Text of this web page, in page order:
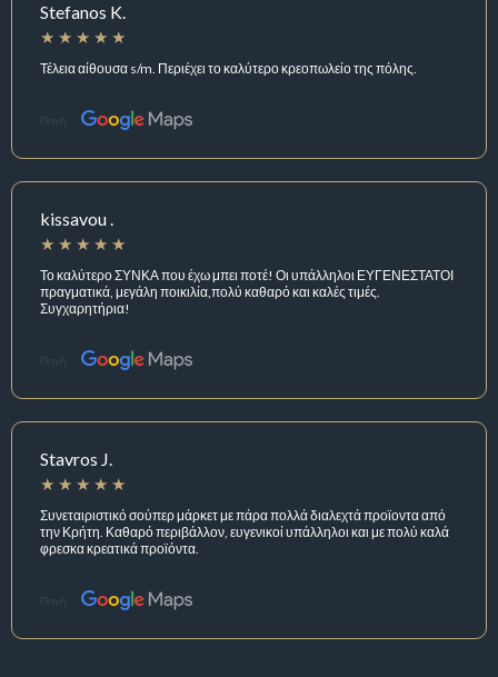
Stefanos K.
Τέλεια αίθουσα s/m. Περιέχει το καλύτερο κρεοπωλείο της πόλης.
Πηγή:
kissavou .
Το καλύτερο ΣΥΝΚΑ που έχω μπει ποτέ! Οι υπάλληλοι ΕΥΓΕΝΕΣΤΑΤΟΙ
πραγματικά, μεγάλη ποικιλία,πολύ καθαρό και καλές τιμές.
Συγχαρητήρια!
Πηγή:
Stavros J.
Συνεταιριστικό σούπερ μάρκετ με πάρα πολλά διαλεχτά προϊοντα από
την Κρήτη. Καθαρό περιβάλλον, ευγενικοί υπάλληλοι και με πολύ καλά
φρεσκα κρεατικά προϊόντα.
Πηγή: